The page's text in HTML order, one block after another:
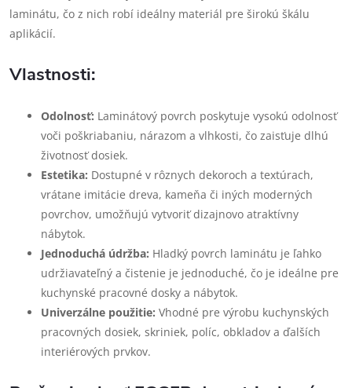
laminátu, čo z nich robí ideálny materiál pre širokú škálu
aplikácií.
Vlastnosti:
Odolnosť: Laminátový povrch poskytuje vysokú odolnosť
voči poškriabaniu, nárazom a vlhkosti, čo zaisťuje dlhú
životnosť dosiek.
Estetika: Dostupné v rôznych dekoroch a textúrach,
vrátane imitácie dreva, kameňa či iných moderných
povrchov, umožňujú vytvoriť dizajnovo atraktívny
nábytok.
Jednoduchá údržba: Hladký povrch laminátu je ľahko
udržiavateľný a čistenie je jednoduché, čo je ideálne pre
kuchynské pracovné dosky a nábytok.
Univerzálne použitie: Vhodné pre výrobu kuchynských
pracovných dosiek, skriniek, políc, obkladov a ďalších
interiérových prvkov.